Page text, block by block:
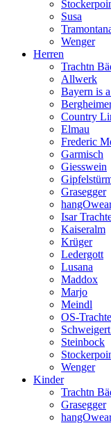
Susa
Wenger
Herren
Trachtn
Allwerk
Bayern is
Country
Elmau
Frederic
Garmisch
Giesswein
Grasegger
Isar
Kaiseralm
Krüger
Ledergott
Lusana
Maddox
Marjo
Meindl
OS-
Steinbock
Wenger
Kinder
Trachtn
Grasegger